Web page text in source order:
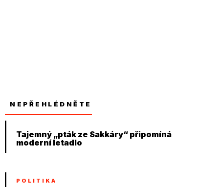
NEPŘEHLÉDNĚTE
Tajemný „pták ze Sakkáry“ připomíná
moderní letadlo
POLITIKA